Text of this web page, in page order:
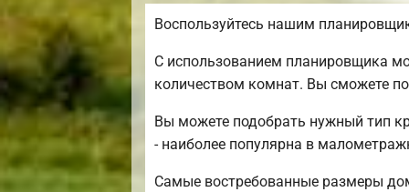
Воспользуйтесь нашим
С использованием планировщика
количеством комнат. Вы сможете
Вы можете подобрать нужный тип
- наиболее популярна в
Самые востребованные размеры